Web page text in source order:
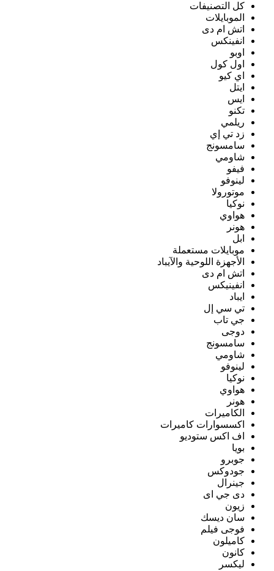
كل التصنيفات
الموبايلات
اتش ام دى
انفينكس
اوبو
اول كول
اي كيو
ايتل
ايس
تكنو
ريلمي
زد تي إي
سامسونج
شاومي
فيفو
لينوفو
موتورولا
نوكيا
هواوي
هونر
ابل
موبايلات مستعملة
الأجهزة اللوحية والآيباد
اتش ام دى
انفينيكس
ايباد
تي سي إل
جي تاب
دوجى
سامسونج
شاومي
لينوفو
نوكيا
هواوي
هونر
الكاميرات
اكسسوارات كاميرات
اف اكس ستوديو
بويا
جوبرو
جودوكس
جينرال
دى جي اى
زيون
سان ديسك
فوجى فيلم
كاميلون
كانون
ليكسر